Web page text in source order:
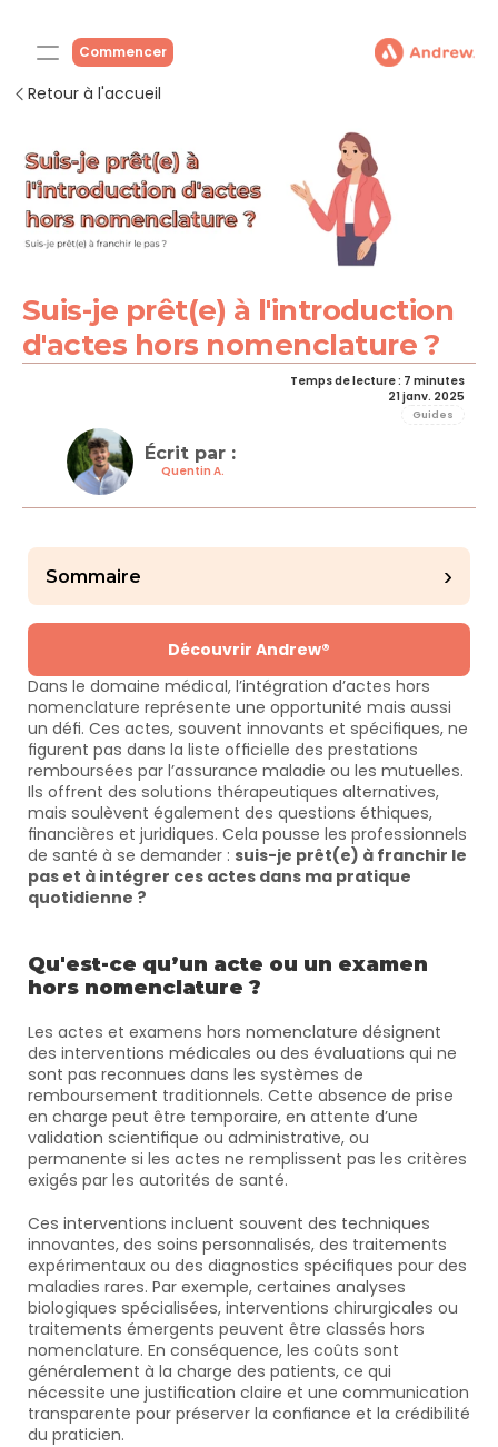
Commencer
Retour à l'accueil
Suis-je prêt(e) à l'introduction
d'actes hors nomenclature ?
Temps de lecture : 7 minutes
21 janv. 2025
Guides
Écrit par :
Quentin A.
Sommaire ›
Découvrir Andrew®
Dans le domaine médical, l’intégration d’actes hors
nomenclature représente une opportunité mais aussi
un défi. Ces actes, souvent innovants et spécifiques, ne
figurent pas dans la liste officielle des prestations
remboursées par l’assurance maladie ou les mutuelles.
Ils offrent des solutions thérapeutiques alternatives,
mais soulèvent également des questions éthiques,
financières et juridiques. Cela pousse les professionnels
de santé à se demander : suis-je prêt(e) à franchir le
pas et à intégrer ces actes dans ma pratique
quotidienne ?
Qu'est-ce qu’un acte ou un examen
hors nomenclature ?
Les actes et examens hors nomenclature désignent
des interventions médicales ou des évaluations qui ne
sont pas reconnues dans les systèmes de
remboursement traditionnels. Cette absence de prise
en charge peut être temporaire, en attente d’une
validation scientifique ou administrative, ou
permanente si les actes ne remplissent pas les critères
exigés par les autorités de santé.
Ces interventions incluent souvent des techniques
innovantes, des soins personnalisés, des traitements
expérimentaux ou des diagnostics spécifiques pour des
maladies rares. Par exemple, certaines analyses
biologiques spécialisées, interventions chirurgicales ou
traitements émergents peuvent être classés hors
nomenclature. En conséquence, les coûts sont
généralement à la charge des patients, ce qui
nécessite une justification claire et une communication
transparente pour préserver la confiance et la crédibilité
du praticien.